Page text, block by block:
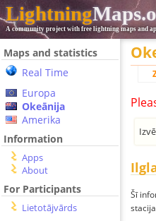
Lightning
A community project with free lightning maps and
Maps and statistics
Real Time
Europa
Okeānija
Amerika
Information
Apps
About
For Participants
Lietotājvārds
Šī